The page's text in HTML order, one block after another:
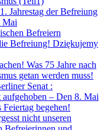
Jahrestag der Befreiung
Mai
Befreiern
Befreiung! Dziękujemy
Was 75 Jahre nach
getan werden muss!
Senat :
– Den 8. Mai
begehen!
nicht unseren